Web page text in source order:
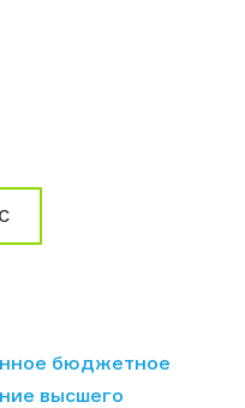
бюджетное
высшего